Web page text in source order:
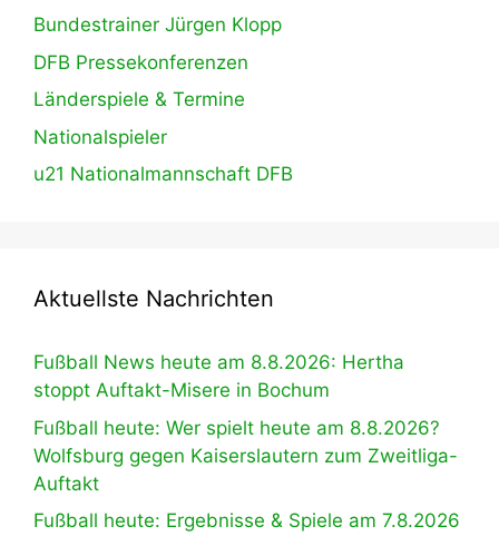
Bundestrainer Jürgen Klopp
DFB Pressekonferenzen
Länderspiele & Termine
Nationalspieler
u21 Nationalmannschaft DFB
Aktuellste Nachrichten
Fußball News heute am 8.8.2026: Hertha
stoppt Auftakt-Misere in Bochum
Fußball heute: Wer spielt heute am 8.8.2026?
Wolfsburg gegen Kaiserslautern zum Zweitliga-
Auftakt
Fußball heute: Ergebnisse & Spiele am 7.8.2026